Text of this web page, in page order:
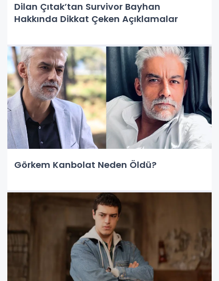
Dilan Çıtak’tan Survivor Bayhan
Hakkında Dikkat Çeken Açıklamalar
Görkem Kanbolat Neden Öldü?